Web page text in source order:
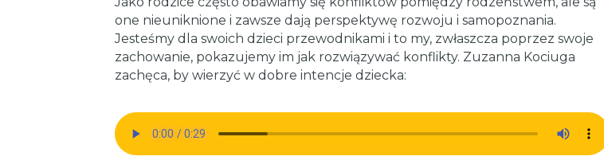
one nieuniknione i zawsze dają perspektywę rozwoju i samopoznania.
Jesteśmy dla swoich dzieci przewodnikami i to my, zwłaszcza poprzez swoje
zachowanie, pokazujemy im jak rozwiązywać konflikty. Zuzanna Kociuga
zachęca, by wierzyć w dobre intencje dziecka: